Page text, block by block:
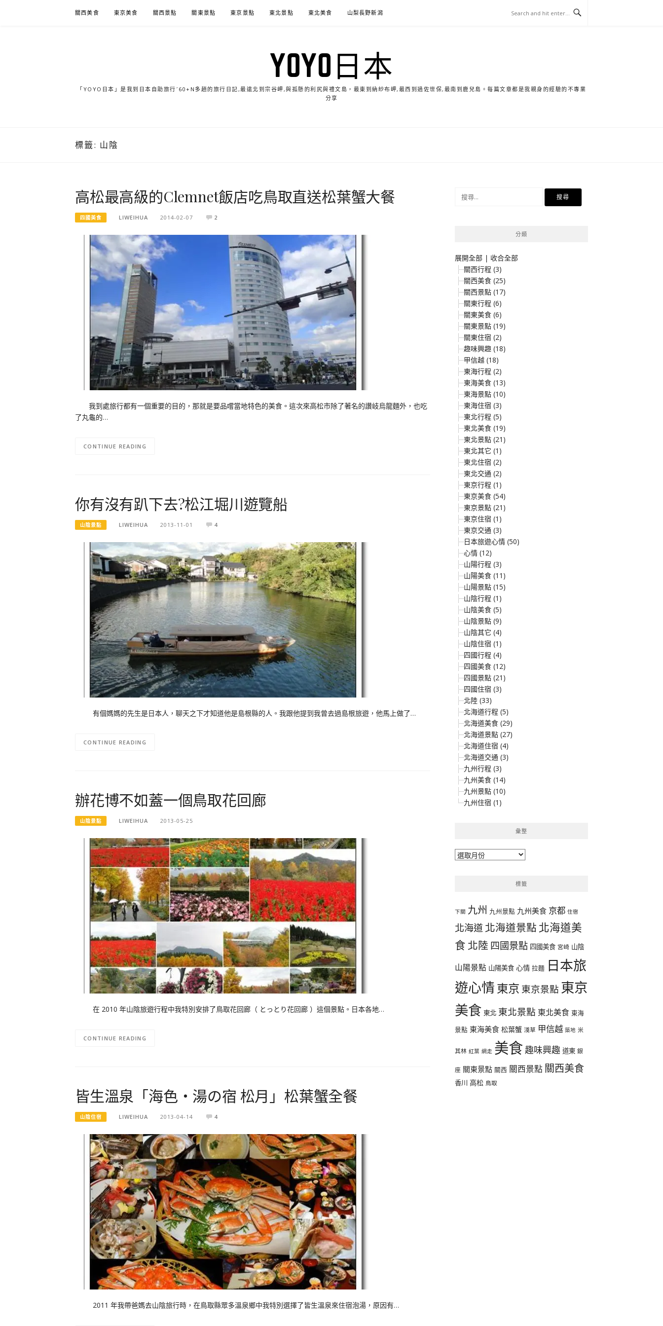
關西美食 東京美食 關西景點 關東景點 東京景點 東北景點 東北美食 山梨長野新潟
YOYO日本
「YOYO日本」是我到日本自助旅行ˊ60+N多趟的旅行日記,最遠北到宗谷岬,與孤懸的利尻與禮文島，最東到納紗布岬,最西到過佐世保,最南到鹿兒島。每篇文章都是我親身的經驗的不專業
分享
標籤: 山陰
高松最高級的Clemnet飯店吃鳥取直送松葉蟹大餐
四國美食 LIWEIHUA 2014-02-07 2
我到處旅行都有一個重要的目的，那就是要品嚐當地特色的美食。這次來高松市除了著名的讚岐烏龍麵外，也吃
了丸龜的…
CONTINUE READING
你有沒有趴下去?松江堀川遊覽船
山陰景點 LIWEIHUA 2013-11-01 4
有個媽媽的先生是日本人，聊天之下才知道他是島根縣的人。我跟他提到我曾去過島根旅遊，他馬上做了…
CONTINUE READING
辦花博不如蓋一個鳥取花回廊
山陰景點 LIWEIHUA 2013-05-25
在 2010 年山陰旅遊行程中我特別安排了鳥取花回廊（ とっとり花回廊 ）這個景點。日本各地…
CONTINUE READING
皆生溫泉「海色‧湯の宿 松月」松葉蟹全餐
山陰住宿 LIWEIHUA 2013-04-14 4
2011 年我帶爸媽去山陰旅行時，在鳥取縣眾多溫泉鄉中我特別選擇了皆生溫泉來住宿泡湯，原因有…
分類
展開全部 | 收合全部
關西行程 (3)
關西美食 (25)
關西景點 (17)
關東行程 (6)
關東美食 (6)
關東景點 (19)
關東住宿 (2)
趣味興趣 (18)
甲信越 (18)
東海行程 (2)
東海美食 (13)
東海景點 (10)
東海住宿 (3)
東北行程 (5)
東北美食 (19)
東北景點 (21)
東北其它 (1)
東北住宿 (2)
東北交通 (2)
東京行程 (1)
東京美食 (54)
東京景點 (21)
東京住宿 (1)
東京交通 (3)
日本旅遊心情 (50)
心情 (12)
山陽行程 (3)
山陽美食 (11)
山陽景點 (15)
山陰行程 (1)
山陰美食 (5)
山陰景點 (9)
山陰其它 (4)
山陰住宿 (1)
四國行程 (4)
四國美食 (12)
四國景點 (21)
四國住宿 (3)
北陸 (33)
北海道行程 (5)
北海道美食 (29)
北海道景點 (27)
北海道住宿 (4)
北海道交通 (3)
九州行程 (3)
九州美食 (14)
九州景點 (10)
九州住宿 (1)
彙整
彙
標籤
下關 九州 九州景點 九州美食 京都 住宿
北海道北海道景點 北海道美
食 北陸 四國景點 四國美食 宮崎 山陰
山陽景點 山陽美食 心情 拉麵 日本旅
遊心情東京 東京景點 東京
美食 東北 東北景點 東北美食 東海
景點 東海美食 松葉蟹 淺草 甲信越 築地 米
其林 紅葉 網走 美食趣味興趣 道東 銀
座 關東景點 關西 關西景點 關西美食
香川 高松 鳥取